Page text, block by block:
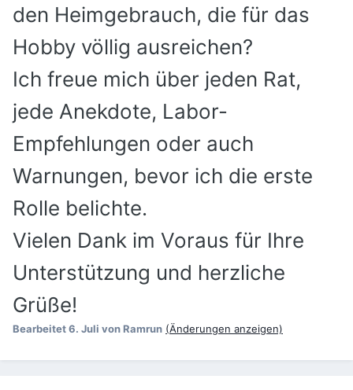
den Heimgebrauch, die für das
Hobby völlig ausreichen?
Ich freue mich über jeden Rat,
jede Anekdote, Labor-
Empfehlungen oder auch
Warnungen, bevor ich die erste
Rolle belichte.
Vielen Dank im Voraus für Ihre
Unterstützung und herzliche
Grüße!
Bearbeitet6. Juli von Ramrun (Änderungen anzeigen)